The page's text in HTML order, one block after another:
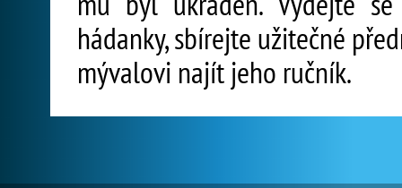
hádanky, sbírejte užitečné
mývalovi najít jeho ručník.